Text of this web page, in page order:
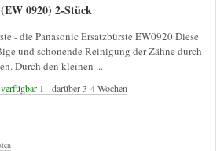
Ersatzbürsten EW0920 (EW 0920) 2-Stück
- die Panasonic Ersatzbürste EW0920 Diese
und schonende Reinigung der Zähne durch
Durch den kleinen ...
verfügbar 1 - darüber 3-4 Wochen